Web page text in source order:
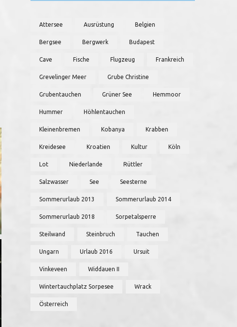
Attersee Ausrüstung Belgien
Bergsee Bergwerk Budapest
Cave Fische Flugzeug Frankreich
Grevelinger Meer Grube Christine
Grubentauchen Grüner See Hemmoor
Hummer Höhlentauchen
Kleinenbremen Kobanya Krabben
Kreidesee Kroatien Kultur Köln
Lot Niederlande Rüttler
Salzwasser See Seesterne
Sommerurlaub 2013 Sommerurlaub 2014
Sommerurlaub 2018 Sorpetalsperre
Steilwand Steinbruch Tauchen
Ungarn Urlaub 2016 Ursuit
Vinkeveen Widdauen II
Wintertauchplatz Sorpesee Wrack
Österreich